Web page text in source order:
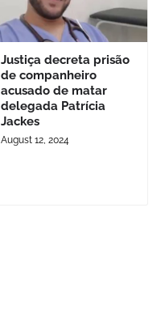
Justiça decreta prisão
de companheiro
acusado de matar
delegada Patrícia
Jackes
August 12, 2024